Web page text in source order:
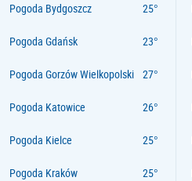
Pogoda Bydgoszcz
Pogoda Gdańsk
Pogoda Gorzów Wielkopolski
Pogoda Katowice
Pogoda Kielce
Pogoda Kraków